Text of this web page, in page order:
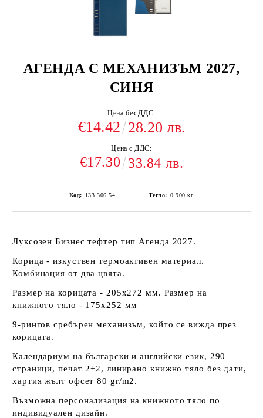
АГЕНДА С МЕХАНИЗЪМ 2027,
СИНЯ
Цена без ДДС:
€14.42 28.20 лв.
Цена с ДДС:
€17.30 33.84 лв.
Код: 133.306.54 Тегло: 0.900 кг
Луксозен Бизнес тефтер тип Агенда 2027.
Корица - изкуствен термоактивен материал.
Комбинация от два цвята.
Размер на корицата - 205х272 мм. Размер на
книжното тяло - 175х252 мм
9-рингов сребърен механизъм, който се вижда през
корицата.
Календариум на български и английски език, 290
страници, печат 2+2, линирано книжно тяло без дати,
хартия жълт офсет 80 gr/m2.
Възможна персонализация на книжното тяло по
индивидуален дизайн.